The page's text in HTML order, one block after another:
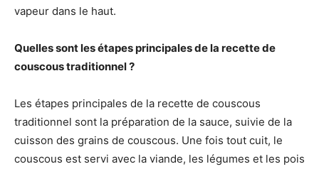
vapeur dans le haut.
Quelles sont les étapes principales de la recette de
couscous traditionnel ?
Les étapes principales de la recette de couscous
traditionnel sont la préparation de la sauce, suivie de la
cuisson des grains de couscous. Une fois tout cuit, le
couscous est servi avec la viande, les légumes et les pois